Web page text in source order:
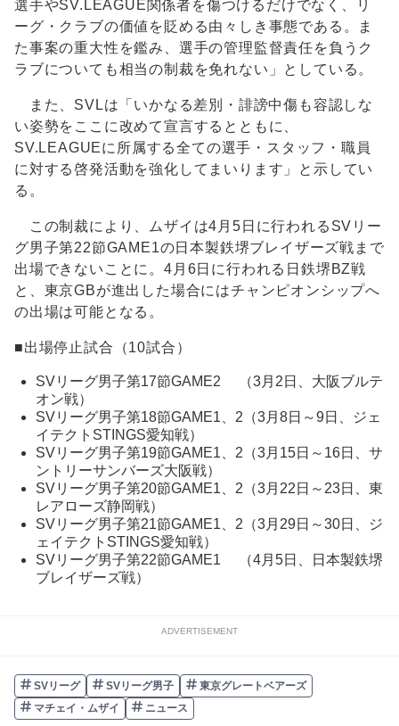
選手やSV.LEAGUE関係者を傷つけるだけでなく、リ
ーグ・クラブの価値を貶める由々しき事態である。ま
た事案の重大性を鑑み、選手の管理監督責任を負うク
ラブについても相当の制裁を免れない」としている。
また、SVLは「いかなる差別・誹謗中傷も容認しな
い姿勢をここに改めて宣言するとともに、
SV.LEAGUEに所属する全ての選手・スタッフ・職員
に対する啓発活動を強化してまいります」と示してい
る。
この制裁により、ムザイは4月5日に行われるSVリー
グ男子第22節GAME1の日本製鉄堺ブレイザーズ戦まで
出場できないことに。4月6日に行われる日鉄堺BZ戦
と、東京GBが進出した場合にはチャンピオンシップへ
の出場は可能となる。
■出場停止試合（10試合）
SVリーグ男子第17節GAME2 （3月2日、大阪ブルテ
オン戦）
SVリーグ男子第18節GAME1、2（3月8日～9日、ジェ
イテクトSTINGS愛知戦）
SVリーグ男子第19節GAME1、2（3月15日～16日、サ
ントリーサンバーズ大阪戦）
SVリーグ男子第20節GAME1、2（3月22日～23日、東
レアローズ静岡戦）
SVリーグ男子第21節GAME1、2（3月29日～30日、ジ
ェイテクトSTINGS愛知戦）
SVリーグ男子第22節GAME1 （4月5日、日本製鉄堺
ブレイザーズ戦）
ADVERTISEMENT
SVリーグ SVリーグ男子
東京グレートベアーズ
マチェイ・ムザイ
ニュース